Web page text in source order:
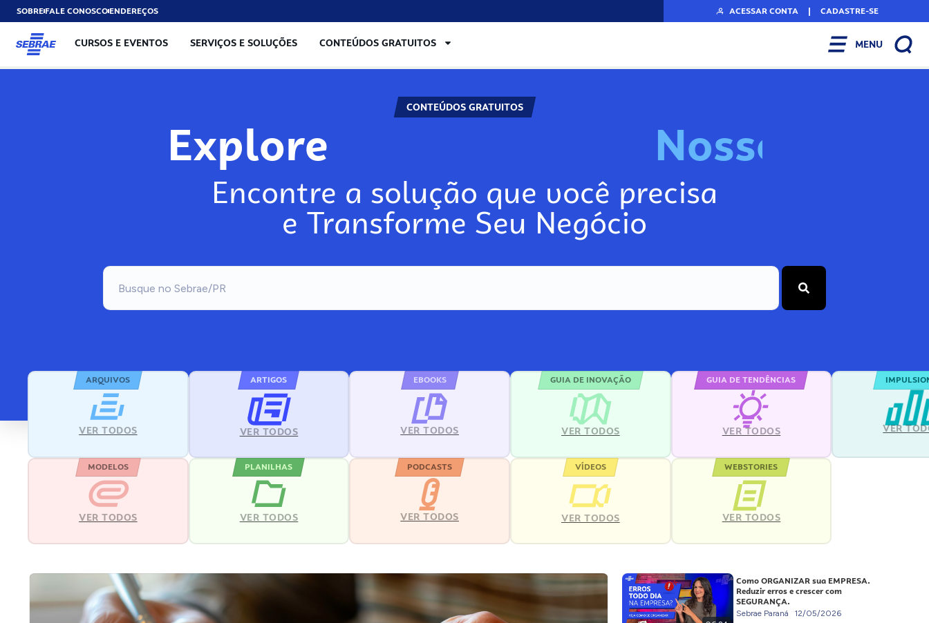
SOBREFALE CONOSCOENDEREÇOS ACESSAR CONTA | CADASTRE-SE
CURSOS E EVENTOS SERVIÇOS E SOLUÇÕES CONTEÚDOS GRATUITOS MENU
CONTEÚDOS GRATUITOS
Explore Nosso
Encontre a solução que você precisa
e Transforme Seu Negócio
ARQUIVOS
VER TODOS
ARTIGOS
VER TODOS
EBOOKS
VER TODOS
GUIA DE INOVAÇÃO
VER TODOS
GUIA DE TENDÊNCIAS
VER TODOS VER
MODELOS
VER TODOS
PLANILHAS
VER TODOS
PODCASTS
VER TODOS
VÍDEOS
VER TODOS
WEBSTORIES
VER TODOS
Como ORGANIZAR sua EMPRESA.
Reduzir erros e crescer com
SEGURANÇA.
Sebrae Paraná 12/05/2026